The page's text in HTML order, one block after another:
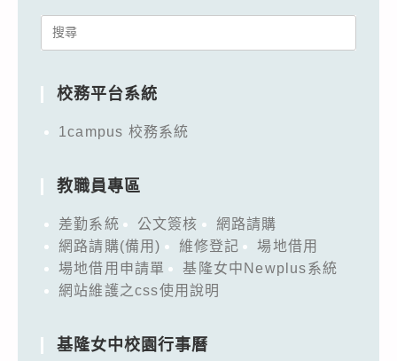
Search
校務平台系統
1campus 校務系統
教職員專區
差勤系統 公文簽核
網路請購
網路請購(備用)
維修登記
場地借用
場地借用申請單
基隆女中Newplus系統
網站維護之css使用說明
基隆女中校園行事曆